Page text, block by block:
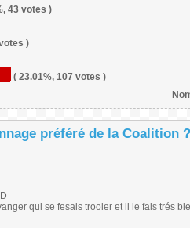
43 votes )
)
( 23.01%, 107 votes )
préféré de la Coalition ?
qui se fesais trooler et il le fais trés